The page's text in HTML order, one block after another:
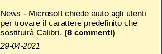
News - Microsoft chiede aiuto agli utenti
per trovare il carattere predefinito che
sostituirà Calibri. (8 commenti)
29-04-2021